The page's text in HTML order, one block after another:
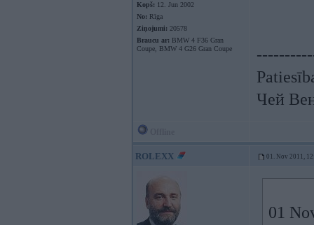
Kopš: 12. Jun 2002
No: Rīga
Ziņojumi: 20578
Braucu ar: BMW 4 F36 Gran
Coupe, BMW 4 G26 Gran Coupe
Чей
ROLEXX 01. Nov 2011,
01